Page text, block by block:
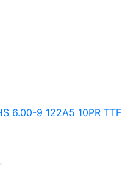
6.00-9 122A5 10PR TTF